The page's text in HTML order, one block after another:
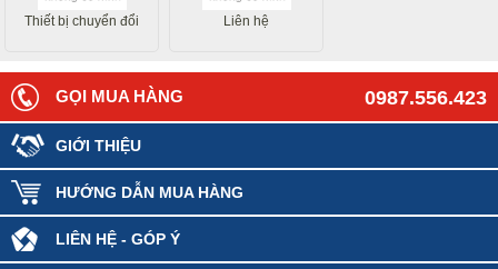
Thiết bị chuyển đổi Liên hệ
0987.556.423
GỌI MUA HÀNG
GIỚI THIỆU
HƯỚNG DẪN MUA HÀNG
LIÊN HỆ - GÓP Ý